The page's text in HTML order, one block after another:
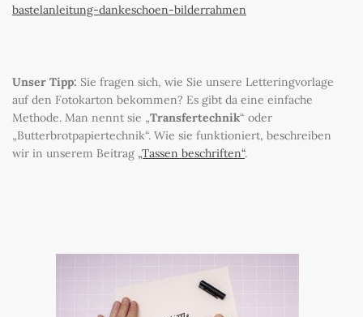
bastelanleitung-dankeschoen-bilderrahmen
Unser Tipp: Sie fragen sich, wie Sie unsere Letteringvorlage
auf den Fotokarton bekommen? Es gibt da eine einfache
Methode. Man nennt sie „Transfertechnik“ oder
„Butterbrotpapiertechnik“. Wie sie funktioniert, beschreiben
wir in unserem Beitrag „Tassen beschriften“.